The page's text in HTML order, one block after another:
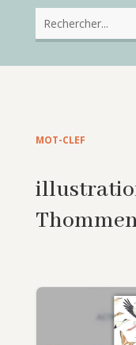
MOT-CLEF